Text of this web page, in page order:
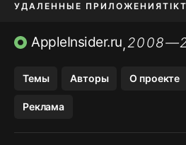
УДАЛЕННЫЕ ПРИЛОЖЕНИЯ
ПРИЛОЖЕНИЯ БЕЗ APP STORE
AppleInsider.ru,
Темы Авторы О проекте
Реклама